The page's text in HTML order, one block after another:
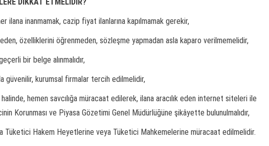
inanmamak, cazip fiyat ilanlarına kapılmamak gerekir,
özelliklerini öğrenmeden, sözleşme yapmadan asla kaparo verilmemelidir,
bir belge alınmalıdır,
güvenilir, kurumsal firmalar tercih edilmelidir,
hemen savcılığa müracaat edilerek, ilana aracılık eden internet siteleri ile
Korunması ve Piyasa Gözetimi Genel Müdürlüğüne şikâyette bulunulmalıdır,
Tüketici Hakem Heyetlerine veya Tüketici Mahkemelerine müracaat edilmelidir.